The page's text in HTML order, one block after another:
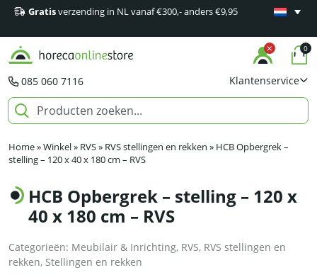
Gratisverzending in NL vanaf €300,- anders €9,95
Minimaal
085 060 7116 Klantenservice
0
Home»Winkel» RVS» RVS stellingen en rekken » HCB Opbergrek –
stelling – 120 x 40 x 180 cm – RVS
HCB Opbergrek – stelling – 120 x
40 x 180 cm – RVS
Categorieën: Meubilair & Inrichting, RVS, RVS stellingen en
rekken, Stellingen en rekken